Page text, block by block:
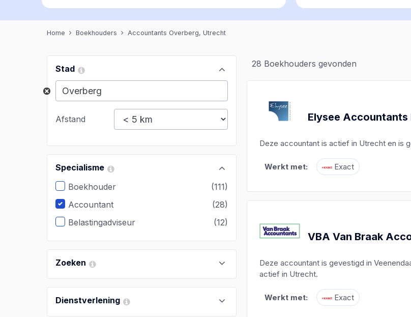
Home Boekhouders Accountants Overberg, Utrecht
Stad
Afstand
Specialisme
Boekhouder
(111)
Accountant
(28)
Belastingadviseur
(12)
Zoeken
Dienstverlening
28 Boekhouders gevonden
Elysee Accountants
Deze accountant is actief in Utrecht en is
Werkt met: Exact
VBA Van Braak
Deze accountant is gevestigd in
actief in Utrecht.
Werkt met: Exact